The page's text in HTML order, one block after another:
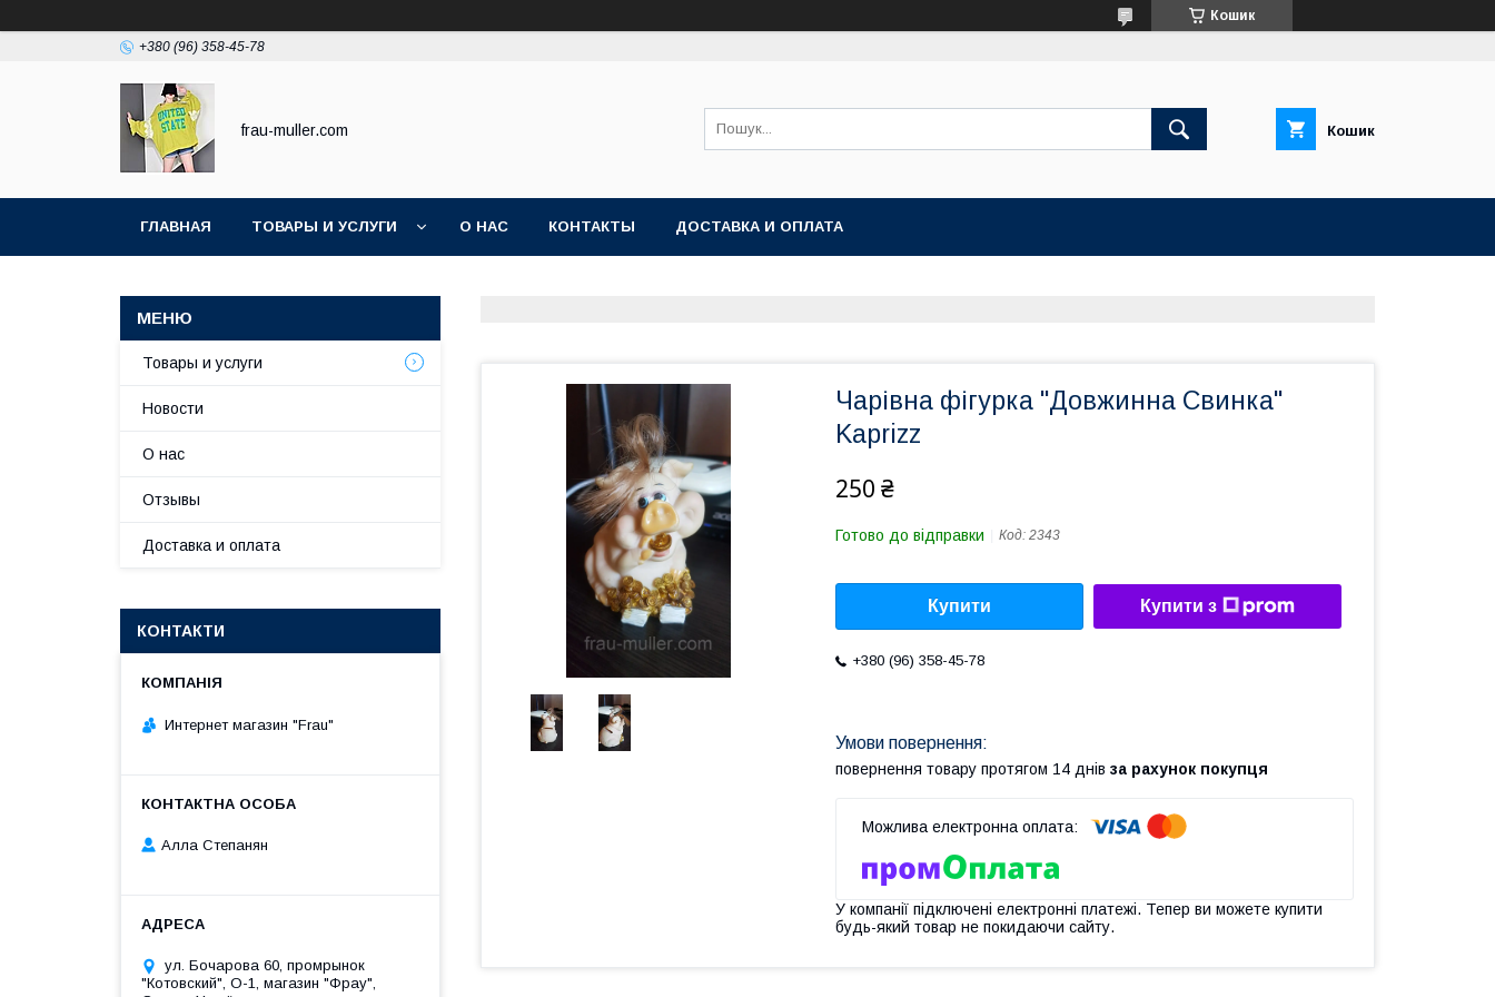
Кошик
+380 (96) 358-45-78
frau-muller.com Кошик
ГЛАВНАЯ ТОВАРЫ И УСЛУГИ О НАС КОНТАКТЫ ДОСТАВКА И ОПЛАТА
Чарівна фігурка "Довжинна Свинка"
Kaprizz
250 ₴
Готово до відправки Код: 2343
Купити Купити з
+380 (96) 358-45-78
повернення товару протягом 14 днів за рахунок покупця
У компанії підключені електронні платежі. Тепер ви можете купити
будь-який товар не покидаючи сайту.
Товары и услуги
Новости
О нас
Отзывы
Доставка и оплата
КОНТАКТИ
Интернет магазин "Frau"
Алла Степанян
ул. Бочарова 60, промрынок
"Котовский", О-1, магазин "Фрау",